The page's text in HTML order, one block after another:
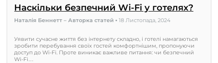
Наскільки безпечний Wi-Fi у готелях?
Наталія Беннетт – Авторка статей•18 Листопада, 2024
Уявити сучасне життя без інтернету складно, і готелі намагаються
зробити перебування своїх гостей комфортнішим, пропонуючи
доступ до Wi-Fi. Проте виникає важливе питання: чи безпечний
Wi-Fi…